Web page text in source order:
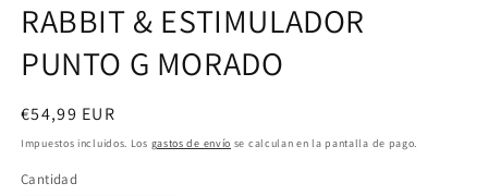
RABBIT & ESTIMULADOR
PUNTO G MORADO
Precio
habitual
€54,99 EUR
Impuestos incluidos. Los gastos de envío se calculan en la pantalla de pago.
Cantidad